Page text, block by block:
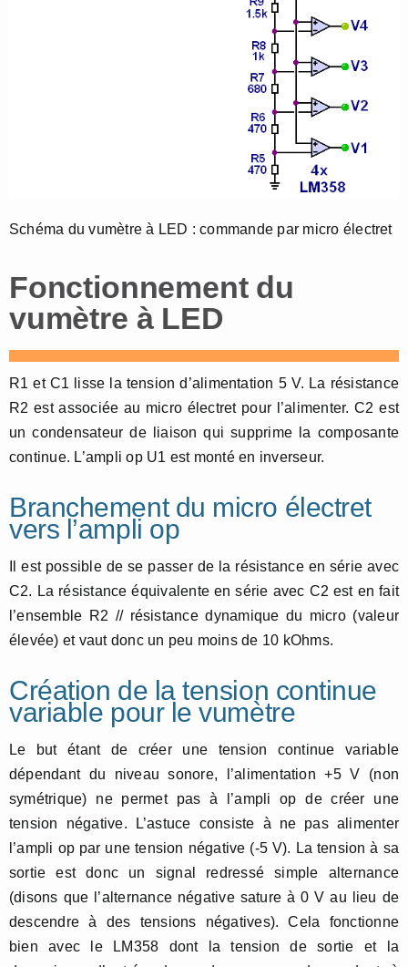
Schéma du vumètre à LED : commande par micro électret
Fonctionnement du
vumètre à LED
R1 et C1 lisse la tension d’alimentation 5 V. La résistance
R2 est associée au micro électret pour l’alimenter. C2 est
un condensateur de liaison qui supprime la composante
continue. L’ampli op U1 est monté en inverseur.
Branchement du micro électret
vers l’ampli op
Il est possible de se passer de la résistance en série avec
C2. La résistance équivalente en série avec C2 est en fait
l’ensemble R2 // résistance dynamique du micro (valeur
élevée) et vaut donc un peu moins de 10 kOhms.
Création de la tension continue
variable pour le vumètre
Le but étant de créer une tension continue variable
dépendant du niveau sonore, l’alimentation +5 V (non
symétrique) ne permet pas à l’ampli op de créer une
tension négative. L’astuce consiste à ne pas alimenter
l’ampli op par une tension négative (-5 V). La tension à sa
sortie est donc un signal redressé simple alternance
(disons que l’alternance négative sature à 0 V au lieu de
descendre à des tensions négatives). Cela fonctionne
bien avec le LM358 dont la tension de sortie et la